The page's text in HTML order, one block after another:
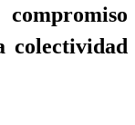
colectividad